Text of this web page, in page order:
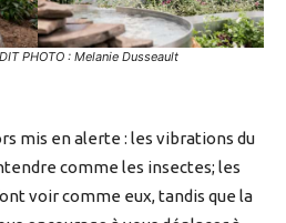
PHOTO : Melanie Dusseault
mis en alerte : les vibrations du
comme les insectes; les
voir comme eux, tandis que la